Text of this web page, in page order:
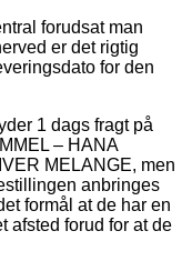
forudsat man
er det rigtig
for den
1 dags fragt på
– HANA
MELANGE, men
anbringes
formål at de har en
afsted forud for at de